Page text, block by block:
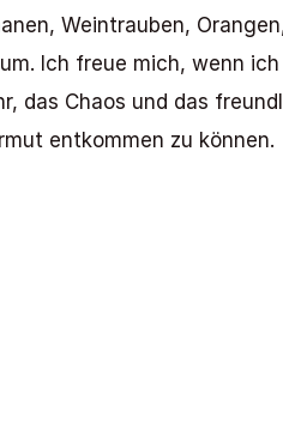
Weintrauben,
Ich freue mich, wenn ich
das Chaos und das
entkommen zu können.